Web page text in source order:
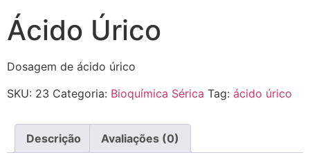
Ácido Úrico
Dosagem de ácido úrico
SKU: 23 Categoria: Bioquímica Sérica Tag: ácido úrico
Descrição Avaliações (0)